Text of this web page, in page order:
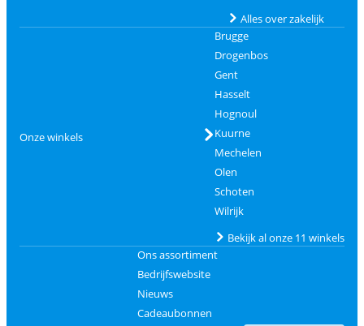
Alles over zakelijk
Onze winkels
Brugge
Drogenbos
Gent
Hasselt
Hognoul
Kuurne
Mechelen
Olen
Schoten
Wilrijk
Bekijk al onze 11 winkels
Ons assortiment
Bedrijfswebsite
Nieuws
Cadeaubonnen